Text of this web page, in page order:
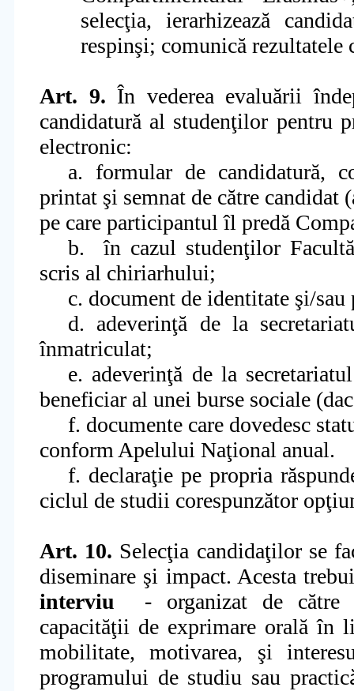
selecţia, ierarhizează
respinşi; comunică
Art. 9. În vederea evaluării
candidatură al studenţilor pentru
electronic:
a. formular de candidatură,
printat şi semnat de către
pe care participantul îl predă
b.
în cazul studenţilor
scris al chiriarhului;
c. document de identitate şi/sau
d. adeverinţă de la
înmatriculat;
e. adeverinţă de la
beneficiar al unei burse sociale
f. documente care dovedesc
conform Apelului Naţional anual.
f. declaraţie pe propria
ciclul de studii corespunzător
Art. 10. Selecţia candidaţilor se
diseminare şi impact. Acesta
interviu
- organizat de către
capacităţii de exprimare orală în
mobilitate, motivarea, şi
programului de studiu sau practic